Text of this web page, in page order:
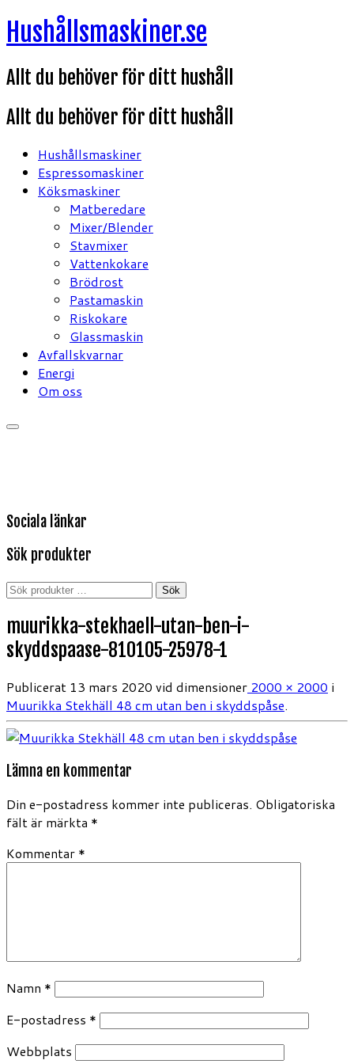
Hoppa
till
Hushållsmaskiner.se
Allt du behöver för ditt hushåll
Allt du behöver för ditt hushåll
Hushållsmaskiner
Espressomaskiner
Köksmaskiner
Matberedare
Mixer/Blender
Stavmixer
Vattenkokare
Brödrost
Pastamaskin
Riskokare
Glassmaskin
Avfallskvarnar
Energi
Om oss
Sociala länkar
Sök produkter
Sök
Sök
muurikka-stekhaell-utan-ben-i-
skyddspaase-810105-25978-1
Publicerat 13 mars 2020 vid dimensioner 2000 × 2000 i
Muurikka Stekhäll 48 cm utan ben i skyddspåse.
Lämna en kommentar
Din e-postadress kommer inte publiceras. Obligatoriska
fält är märkta *
Kommentar *
Namn *
E-postadress *
Webbplats